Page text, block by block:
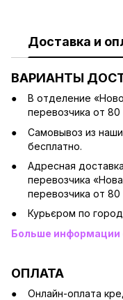
Доставка и
ВАРИАНТЫ
В отделение
перевозчика от 80
Cамовывоз из
бесплатно.
Адресная
перевозчика
перевозчика от 80
Курьєром по
Больше информации
ОПЛАТА
Онлайн-оплата